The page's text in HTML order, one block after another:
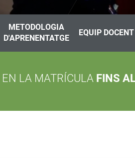
METODOLOGIA
D'APRENENTATGE
EQUIP DOCENT
EN LA MATRÍCULA FINS